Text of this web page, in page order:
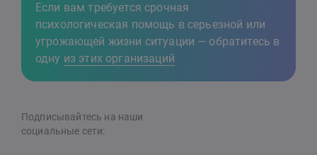
Если вам требуется срочная
психологическая помощь в серьезной или
угрожающей жизни ситуации — обратитесь в
одну из этих организаций
Подписывайтесь на наши
cоциальные сети: